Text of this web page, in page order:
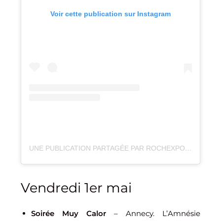
Voir cette publication sur Instagram
UNE PUBLICATION PARTAGÉE PAR ROCHEXPO (@ROCHEXPO74)
Vendredi 1er mai
Soirée Muy Calor – Annecy. L’Amnésie